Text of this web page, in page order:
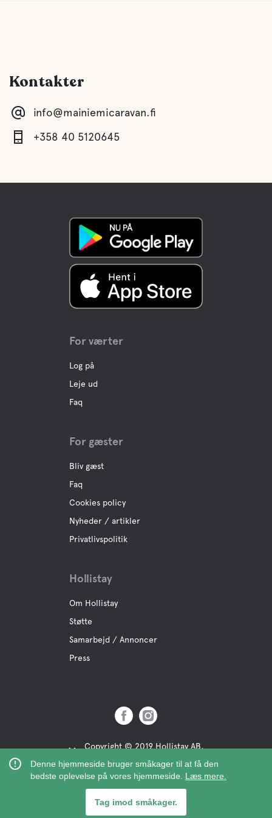
Denne hjemmeside bruger småkager til at få den
bedste oplevelse på vores hjemmeside. Læs mere.
Tag imod småkager.
Kontakter
info@mainiemicaravan.fi
+358 40 5120645
For værter
Log på
Leje ud
Faq
For gæster
Bliv gæst
Faq
Cookies policy
Nyheder / artikler
Privatlivspolitik
Hollistay
Om Hollistay
Støtte
Samarbejd / Annoncer
Press
Copyright © 2019 Hollistay AB,
Org.Nr: 559121-9463